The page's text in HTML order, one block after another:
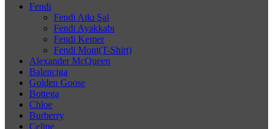
Fendi
Fendi Atkı Şal
Fendi Ayakkabı
Fendi Kemer
Fendi Mont(T-Shirt)
Alexander McQueen
Balenciga
Golden Goose
Bottega
Chloe
Burberry
Celine